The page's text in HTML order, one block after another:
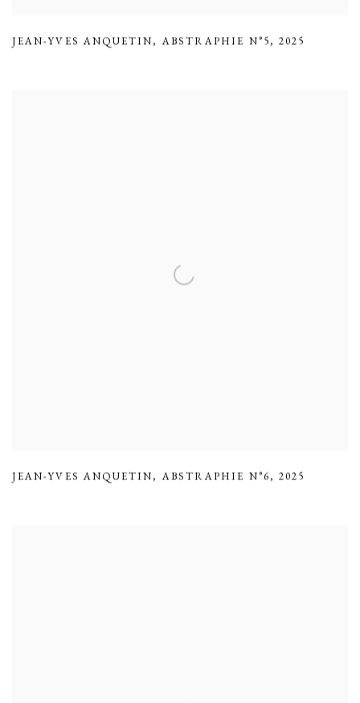
JEAN-YVES ANQUETIN, ABSTRAPHIE N°5, 2025
JEAN-YVES ANQUETIN, ABSTRAPHIE N°6, 2025